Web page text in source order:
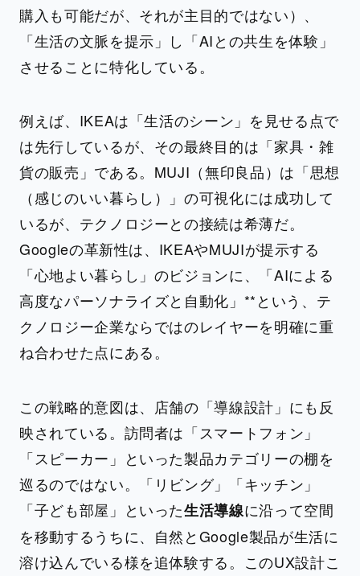
購入も可能だが、それが主目的ではない）、
「生活の文脈を提示」し「AIとの共生を体験」
させることに特化している。
例えば、IKEAは「生活のシーン」を見せる点で
は先行しているが、その最終目的は「家具・雑
貨の販売」である。MUJI（無印良品）は「思想
（感じのいい暮らし）」の可視化には成功して
いるが、テクノロジーとの接続は希薄だ。
Googleの革新性は、IKEAやMUJIが提示する
「心地よい暮らし」のビジョンに、「AIによる
高度なパーソナライズと自動化」**という、テ
クノロジー企業ならではのレイヤーを明確に重
ね合わせた点にある。
この戦略的意図は、店舗の「導線設計」にも反
映されている。訪問者は「スマートフォン」
「スピーカー」といった製品カテゴリーの棚を
巡るのではない。「リビング」「キッチン」
「子ども部屋」といった生活導線に沿って空間
を移動するうちに、自然とGoogle製品が生活に
溶け込んでいる様を追体験する。このUX設計こ